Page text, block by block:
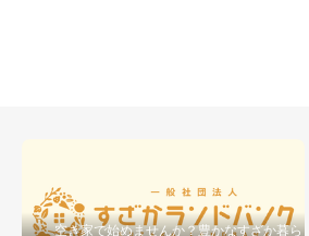
空き家で始めませんか？豊かなすざか暮らし